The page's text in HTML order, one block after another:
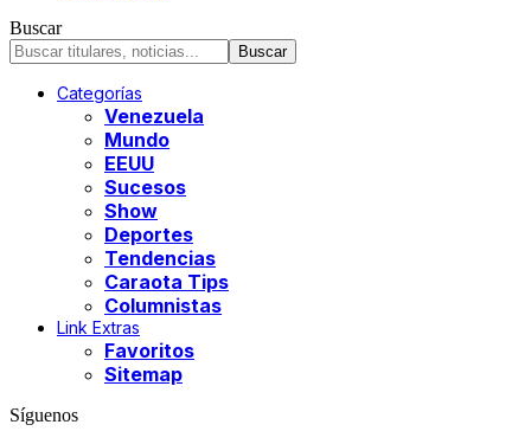
Buscar
Categorías
Venezuela
Mundo
EEUU
Sucesos
Show
Deportes
Tendencias
Caraota Tips
Columnistas
Link Extras
Favoritos
Sitemap
Síguenos